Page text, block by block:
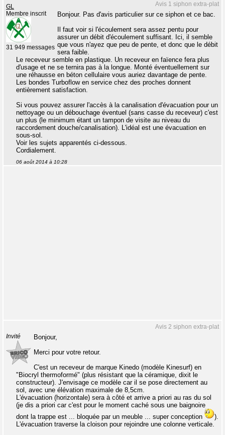
Avis 1 siphon extra-plat
GL
Membre inscrit
31 949 messages
Bonjour. Pas d'avis particulier sur ce siphon et ce bac.
Il faut voir si l'écoulement sera assez pentu pour
assurer un débit d'écoulement suffisant. Ici, il semble
que vous n'ayez que peu de pente, et donc que le débit
sera faible.
Le receveur semble en plastique. Un receveur en faïence fera plus
d'usage et ne se ternira pas à la longue. Monté éventuellement sur
une réhausse en béton cellulaire vous auriez davantage de pente.
Les bondes Turboflow en service chez des proches donnent
entièrement satisfaction.
Si vous pouvez assurer l'accès à la canalisation d'évacuation pour un
nettoyage ou un débouchage éventuel (sans casse du receveur) c'est
un plus (le minimum étant un tampon de visite au niveau du
raccordement douche/canalisation). L'idéal est une évacuation en
sous-sol.
Voir les sujets apparentés ci-dessous.
Cordialement.
06 août 2014 à 10:28
Avis 2 siphon extra-plat
Invité
Bonjour,
Merci pour votre retour.
C'est un receveur de marque Kinedo (modèle Kinesurf) en
"Biocryl thermoformé" (plus résistant que la céramique, dixit le
constructeur). J'envisage ce modèle car il se pose directement au
sol, avec une élévation maximale de 8,5cm.
L'évacuation (horizontale) sera à côté et arrive a priori au ras du sol
(je dis a priori car c'est pour le moment caché sous une baignoire
dont la trappe est ... bloquée par un meuble ... super conception
).
L'évacuation traverse la cloison pour rejoindre une colonne verticale.